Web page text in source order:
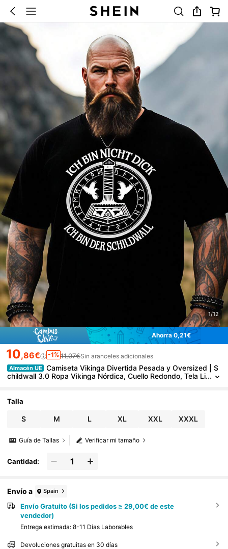
1/12
Ahorra 0,21€
10,86€ -1% 11,07€Sin aranceles adicionales
Almacén UE
Camiseta Vikinga Divertida Pesada y Oversized | S
childwall 3.0 Ropa Vikinga Nórdica, Cuello Redondo, Tela Li
Talla
S M L XL XXL XXXL
Verificar mi tamaño
Guía de Tallas
Cantidad:
Envío a Spain
Envío Gratuito (Si los pedidos ≥ 29,00€ de este
vendedor)
Entrega estimada: 8-11 Días Laborables
Devoluciones gratuitas en 30 días